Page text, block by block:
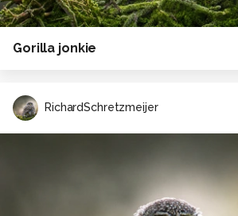
Gorilla jonkie
RichardSchretzmeijer